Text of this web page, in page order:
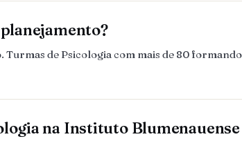
Turmas de Psicologia com mais de 80
na Instituto